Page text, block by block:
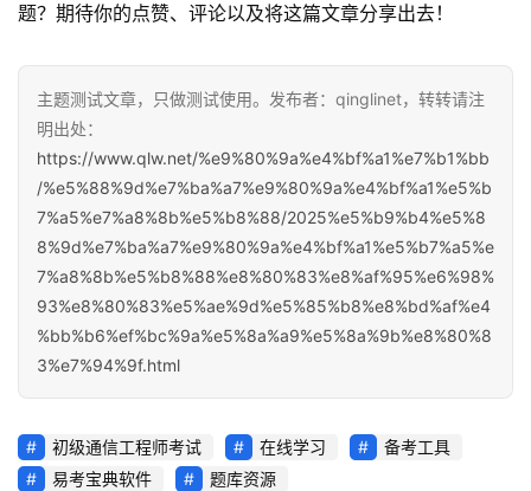
题？期待你的点赞、评论以及将这篇文章分享出去！
主题测试文章，只做测试使用。发布者：qinglinet，转转请注
明出处：
https://www.qlw.net/%e9%80%9a%e4%bf%a1%e7%b1%bb
/%e5%88%9d%e7%ba%a7%e9%80%9a%e4%bf%a1%e5%b
7%a5%e7%a8%8b%e5%b8%88/2025%e5%b9%b4%e5%8
8%9d%e7%ba%a7%e9%80%9a%e4%bf%a1%e5%b7%a5%e
7%a8%8b%e5%b8%88%e8%80%83%e8%af%95%e6%98%
93%e8%80%83%e5%ae%9d%e5%85%b8%e8%bd%af%e4
%bb%b6%ef%bc%9a%e5%8a%a9%e5%8a%9b%e8%80%8
3%e7%94%9f.html
初级通信工程师考试 在线学习
备考工具
易考宝典软件
题库资源